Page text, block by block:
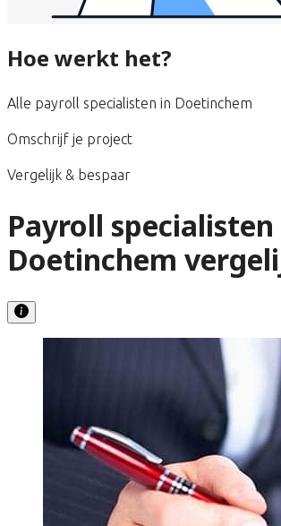
Hoe werkt het?
Alle payroll specialisten in Doetinchem
Omschrijf je project
Vergelijk & bespaar
Payroll specialisten
Doetinchem